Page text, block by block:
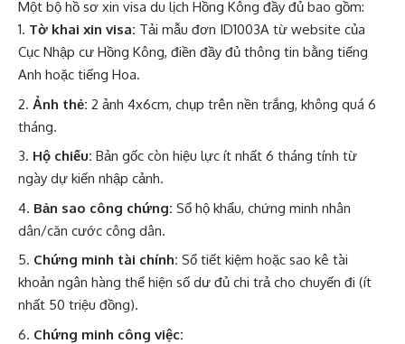
Một bộ hồ sơ xin visa du lịch Hồng Kông đầy đủ bao gồm:
Tờ khai xin visa: Tải mẫu đơn ID1003A từ website của
Cục Nhập cư Hồng Kông, điền đầy đủ thông tin bằng tiếng
Anh hoặc tiếng Hoa.
Ảnh thẻ: 2 ảnh 4x6cm, chụp trên nền trắng, không quá 6
tháng.
Hộ chiếu: Bản gốc còn hiệu lực ít nhất 6 tháng tính từ
ngày dự kiến nhập cảnh.
Bản sao công chứng: Sổ hộ khẩu, chứng minh nhân
dân/căn cước công dân.
Chứng minh tài chính: Sổ tiết kiệm hoặc sao kê tài
khoản ngân hàng thể hiện số dư đủ chi trả cho chuyến đi (ít
nhất 50 triệu đồng).
Chứng minh công việc: